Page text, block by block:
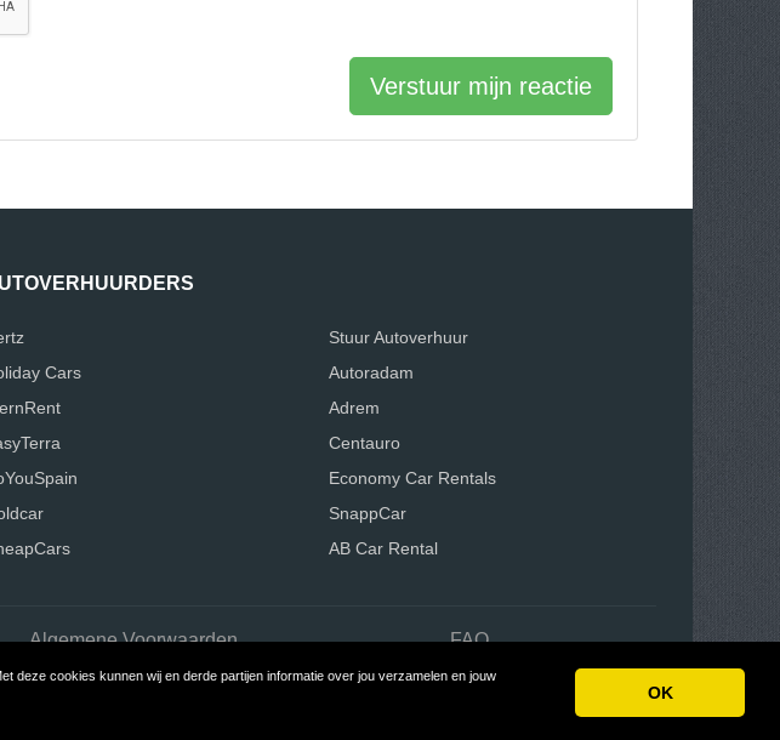
deze cookies kunnen wij en derde partijen informatie over jou verzamelen en jouw
OK
Verstuur mijn reactie
Cars
Stuur Autoverhuur
Autoradam
Adrem
Centauro
Economy Car Rentals
SnappCar
AB Car Rental
Algemene Voorwaarden FAQ
Build review sites with ReviewTycoon